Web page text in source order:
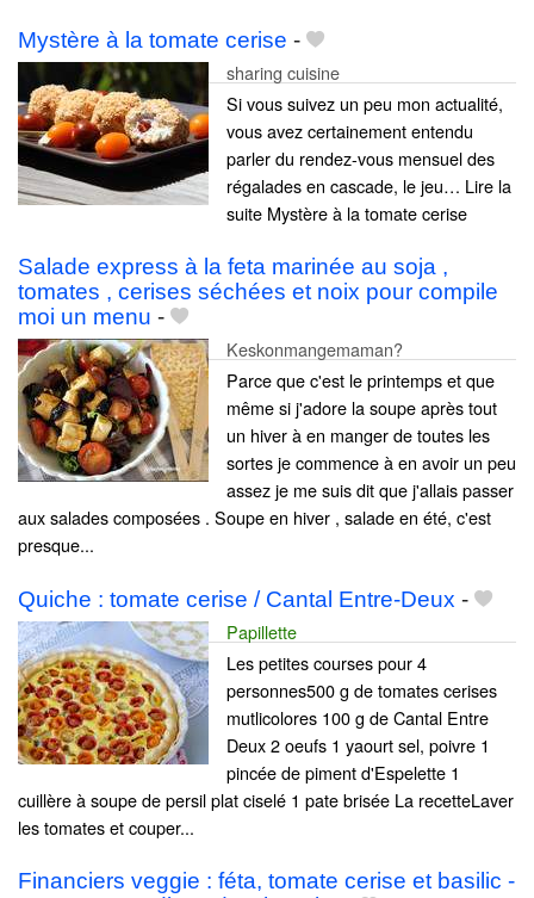
Mystère à la tomate cerise -
sharing cuisine
Si vous suivez un peu mon actualité,
vous avez certainement entendu
parler du rendez-vous mensuel des
régalades en cascade, le jeu… Lire la
suite Mystère à la tomate cerise
Salade express à la feta marinée au soja ,
tomates , cerises séchées et noix pour compile
moi un menu -
Keskonmangemaman?
Parce que c'est le printemps et que
même si j'adore la soupe après tout
un hiver à en manger de toutes les
sortes je commence à en avoir un peu
assez je me suis dit que j'allais passer
aux salades composées . Soupe en hiver , salade en été, c'est
presque...
Quiche : tomate cerise / Cantal Entre-Deux -
Papillette
Les petites courses pour 4
personnes500 g de tomates cerises
mutlicolores 100 g de Cantal Entre
Deux 2 oeufs 1 yaourt sel, poivre 1
pincée de piment d'Espelette 1
cuillère à soupe de persil plat ciselé 1 pate brisée La recetteLaver
les tomates et couper...
Financiers veggie : féta, tomate cerise et basilic -